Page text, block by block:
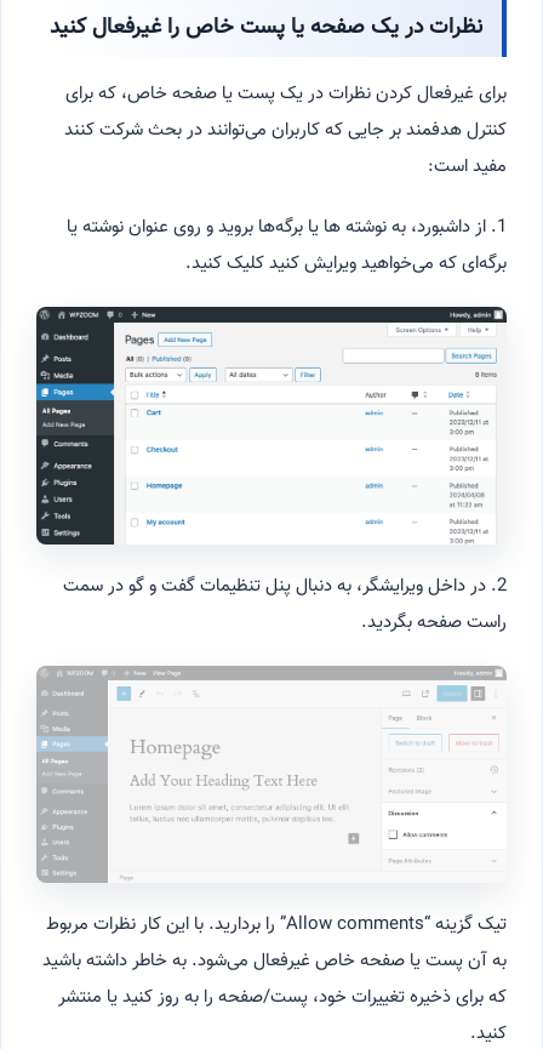
نظرات در یک صفحه یا پست خاص را غیرفعال کنید
برای غیرفعال کردن نظرات در یک پست یا صفحه خاص، که برای
کنترل هدفمند بر جایی که کاربران می‌توانند در بحث شرکت کنند
مفید است:
1. از داشبورد، به نوشته ها یا برگه‌ها بروید و روی عنوان نوشته یا
برگه‌ای که می‌خواهید ویرایش کنید کلیک کنید.
2. در داخل ویرایشگر، به دنبال پنل تنظیمات گفت و گو در سمت
راست صفحه بگردید.
تیک گزینه “Allow comments” را بردارید. با این کار نظرات مربوط
به آن پست یا صفحه خاص غیرفعال می‌شود. به خاطر داشته باشید
که برای ذخیره تغییرات خود، پست/صفحه را به روز کنید یا منتشر
کنید.